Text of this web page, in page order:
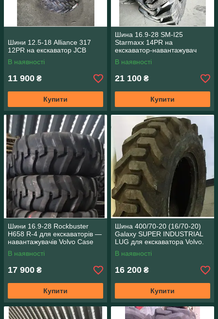
Шини 12.5-18 Alliance 317
12PR на екскаватор JCB
В наявності
11 900 ₴
Купити
Шина 16.9-28 SM-I25
Starmaxx 14PR на
екскаватор-навантажувач
JCB 4CX
В наявності
21 100 ₴
Купити
Шини 16.9-28 Rockbuster
H658 R-4 для екскаваторів —
навантажувачів Volvo Case
Cat
В наявності
17 900 ₴
Купити
Шина 400/70-20 (16/70-20)
Galaxy SUPER INDUSTRIAL
LUG для екскаватора Volvo.
В наявності
16 200 ₴
Купити